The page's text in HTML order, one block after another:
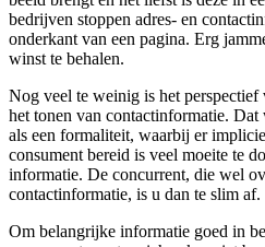
bedrijven stoppen adres- en
onderkant van een pagina. Erg
winst te behalen.
Nog veel te weinig is het perspectief
het tonen van contactinformatie.
als een formaliteit, waarbij er
consument bereid is veel moeite te
informatie. De concurrent, die wel
contactinformatie, is u dan te slim af.
Om belangrijke informatie goed in